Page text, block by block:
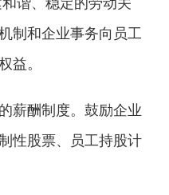
制和企业事务向员工
益。
酬制度。鼓励企业
性股票、员工持股计